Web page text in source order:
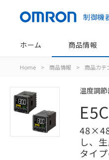
制御機
ホーム 商品情報
Home > 商品情報 > 商品カテ
温度調
し、
タイ